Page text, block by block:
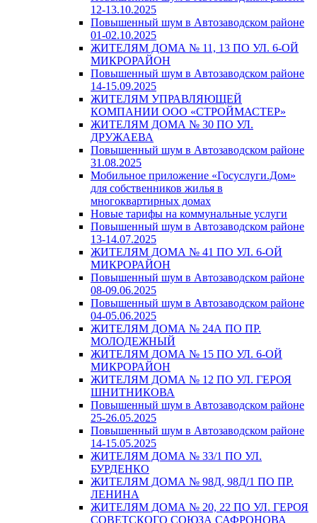
12-13.10.2025
Повышенный шум в Автозаводском районе
01-02.10.2025
ЖИТЕЛЯМ ДОМА № 11, 13 ПО УЛ. 6-ОЙ
МИКРОРАЙОН
Повышенный шум в Автозаводском районе
14-15.09.2025
ЖИТЕЛЯМ УПРАВЛЯЮЩЕЙ
КОМПАНИИ ООО «СТРОЙМАСТЕР»
ЖИТЕЛЯМ ДОМА № 30 ПО УЛ.
ДРУЖАЕВА
Повышенный шум в Автозаводском районе
31.08.2025
Мобильное приложение «Госуслуги.Дом»
для собственников жилья в
многоквартирных домах
Новые тарифы на коммунальные услуги
Повышенный шум в Автозаводском районе
13-14.07.2025
ЖИТЕЛЯМ ДОМА № 41 ПО УЛ. 6-ОЙ
МИКРОРАЙОН
Повышенный шум в Автозаводском районе
08-09.06.2025
Повышенный шум в Автозаводском районе
04-05.06.2025
ЖИТЕЛЯМ ДОМА № 24А ПО ПР.
МОЛОДЕЖНЫЙ
ЖИТЕЛЯМ ДОМА № 15 ПО УЛ. 6-ОЙ
МИКРОРАЙОН
ЖИТЕЛЯМ ДОМА № 12 ПО УЛ. ГЕРОЯ
ШНИТНИКОВА
Повышенный шум в Автозаводском районе
25-26.05.2025
Повышенный шум в Автозаводском районе
14-15.05.2025
ЖИТЕЛЯМ ДОМА № 33/1 ПО УЛ.
БУРДЕНКО
ЖИТЕЛЯМ ДОМА № 98Д, 98Д/1 ПО ПР.
ЛЕНИНА
ЖИТЕЛЯМ ДОМА № 20, 22 ПО УЛ. ГЕРОЯ
СОВЕТСКОГО СОЮЗА САФРОНОВА